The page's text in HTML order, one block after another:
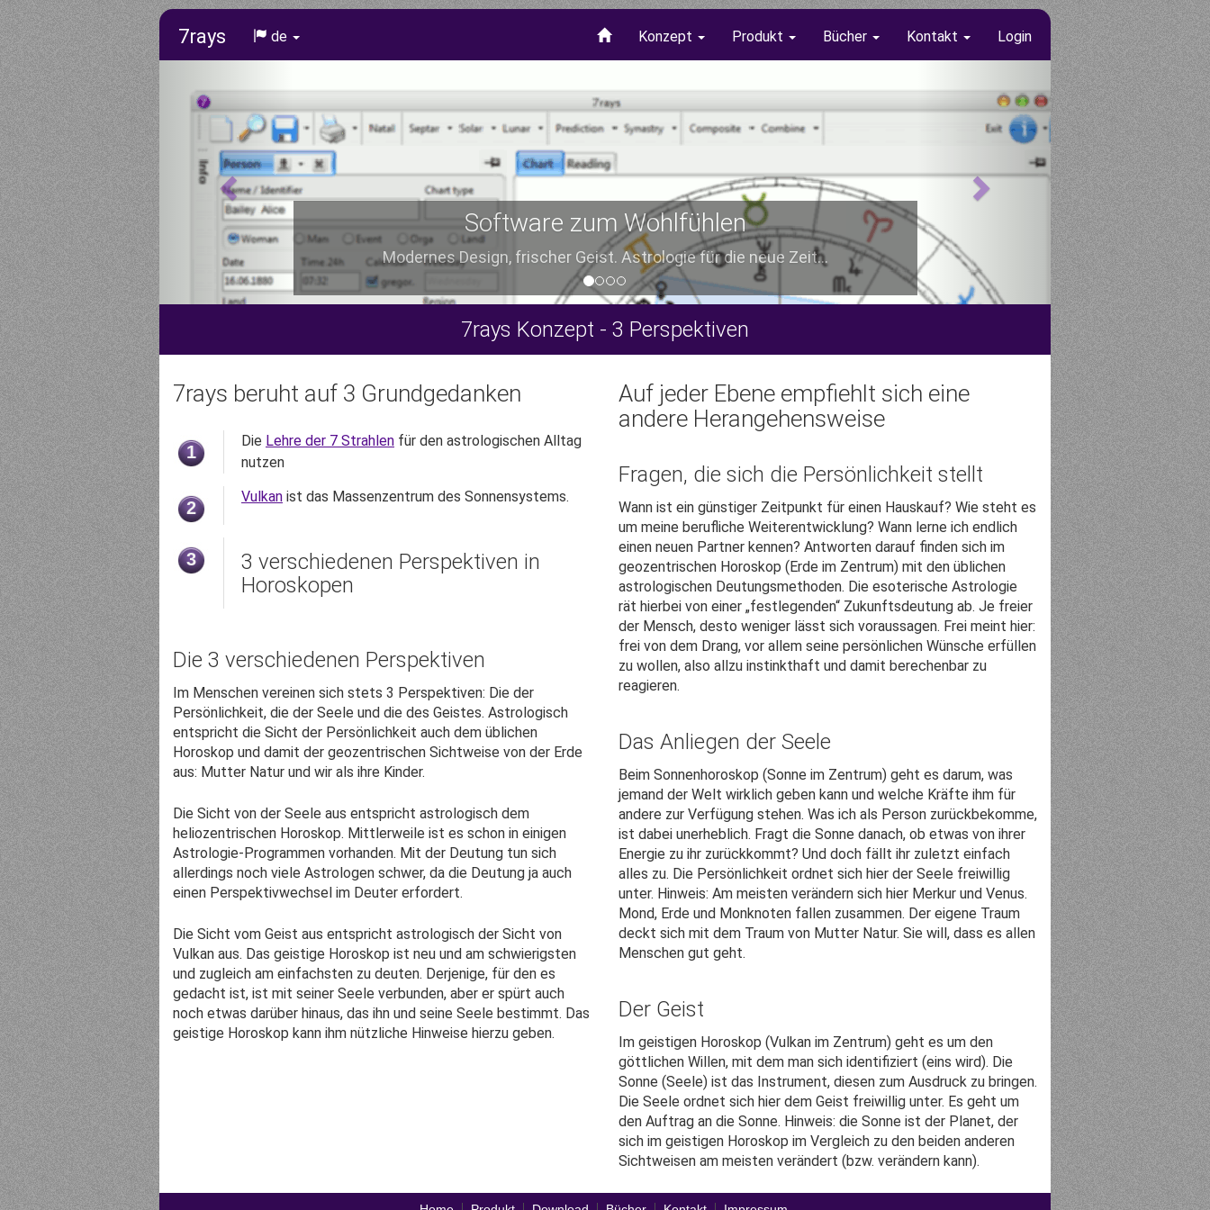
7rays de Konzept Produkt Bücher Kontakt Login
Software zum Wohlfühlen
Modernes Design, frischer Geist. Astrologie für die neue Zeit...
7rays Konzept - 3 Perspektiven
7rays beruht auf 3 Grundgedanken
1
Die Lehre der 7 Strahlen für den astrologischen Alltag
nutzen
2
Vulkan ist das Massenzentrum des Sonnensystems.
3
3 verschiedenen Perspektiven in
Horoskopen
Die 3 verschiedenen Perspektiven
Im Menschen vereinen sich stets 3 Perspektiven: Die der
Persönlichkeit, die der Seele und die des Geistes. Astrologisch
entspricht die Sicht der Persönlichkeit auch dem üblichen
Horoskop und damit der geozentrischen Sichtweise von der Erde
aus: Mutter Natur und wir als ihre Kinder.
Die Sicht von der Seele aus entspricht astrologisch dem
heliozentrischen Horoskop. Mittlerweile ist es schon in einigen
Astrologie-Programmen vorhanden. Mit der Deutung tun sich
allerdings noch viele Astrologen schwer, da die Deutung ja auch
einen Perspektivwechsel im Deuter erfordert.
Die Sicht vom Geist aus entspricht astrologisch der Sicht von
Vulkan aus. Das geistige Horoskop ist neu und am schwierigsten
und zugleich am einfachsten zu deuten. Derjenige, für den es
gedacht ist, ist mit seiner Seele verbunden, aber er spürt auch
noch etwas darüber hinaus, das ihn und seine Seele bestimmt. Das
geistige Horoskop kann ihm nützliche Hinweise hierzu geben.
Auf jeder Ebene empfiehlt sich eine
andere Herangehensweise
Fragen, die sich die Persönlichkeit stellt
Wann ist ein günstiger Zeitpunkt für einen Hauskauf? Wie steht es
um meine berufliche Weiterentwicklung? Wann lerne ich endlich
einen neuen Partner kennen? Antworten darauf finden sich im
geozentrischen Horoskop (Erde im Zentrum) mit den üblichen
astrologischen Deutungsmethoden. Die esoterische Astrologie
rät hierbei von einer „festlegenden“ Zukunftsdeutung ab. Je freier
der Mensch, desto weniger lässt sich voraussagen. Frei meint hier:
frei von dem Drang, vor allem seine persönlichen Wünsche erfüllen
zu wollen, also allzu instinkthaft und damit berechenbar zu
reagieren.
Das Anliegen der Seele
Beim Sonnenhoroskop (Sonne im Zentrum) geht es darum, was
jemand der Welt wirklich geben kann und welche Kräfte ihm für
andere zur Verfügung stehen. Was ich als Person zurückbekomme,
ist dabei unerheblich. Fragt die Sonne danach, ob etwas von ihrer
Energie zu ihr zurückkommt? Und doch fällt ihr zuletzt einfach
alles zu. Die Persönlichkeit ordnet sich hier der Seele freiwillig
unter. Hinweis: Am meisten verändern sich hier Merkur und Venus.
Mond, Erde und Monknoten fallen zusammen. Der eigene Traum
deckt sich mit dem Traum von Mutter Natur. Sie will, dass es allen
Menschen gut geht.
Der Geist
Im geistigen Horoskop (Vulkan im Zentrum) geht es um den
göttlichen Willen, mit dem man sich identifiziert (eins wird). Die
Sonne (Seele) ist das Instrument, diesen zum Ausdruck zu bringen.
Die Seele ordnet sich hier dem Geist freiwillig unter. Es geht um
den Auftrag an die Sonne. Hinweis: die Sonne ist der Planet, der
sich im geistigen Horoskop im Vergleich zu den beiden anderen
Sichtweisen am meisten verändert (bzw. verändern kann).